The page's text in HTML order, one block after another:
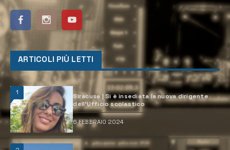
ARTICOLI PIÙ LETTI
1
Siracusa | Si è insediata la nuova dirigente
dell’Ufficio scolastico
6 FEBBRAIO 2024